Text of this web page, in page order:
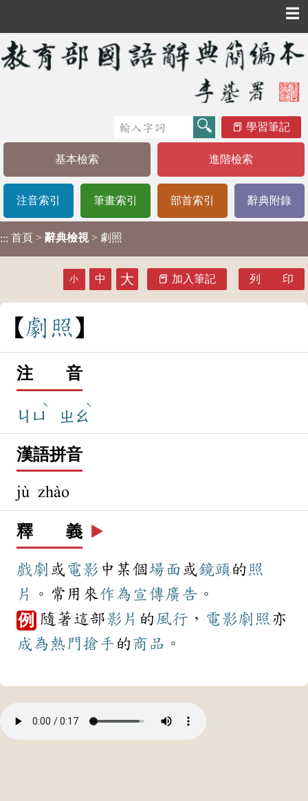
☰
學習筆記
基本檢索 進階檢索
注音索引 筆畫索引 部首索引 辭典附錄
::: 首頁 > 辭典檢視 > 劇照
小 中 大 加入筆記 列 印
劇 照
注 音
ㄐㄩ
ˋ
ㄓㄠ
ˋ
漢語拼音
jù zhào
釋 義 ▶️
戲劇 或 電影 中某個場面 或鏡頭 的 照
片
。常用來作為 宣傳廣告 。
例 隨著這部影片 的 風行 ， 電影劇照 亦
成為熱門搶手 的 商品 。